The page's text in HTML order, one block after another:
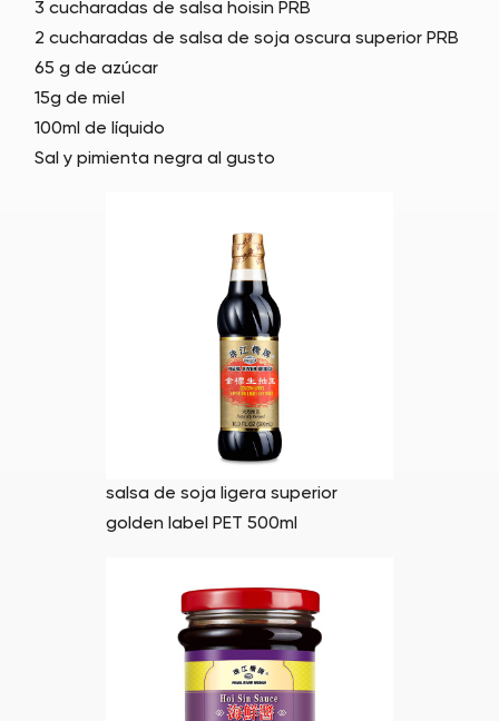
3 cucharadas de salsa hoisin PRB
2 cucharadas de salsa de soja oscura superior PRB
65 g de azúcar
15g de miel
100ml de líquido
Sal y pimienta negra al gusto
salsa de soja ligera superior
golden label PET 500ml